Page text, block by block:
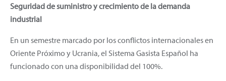
Seguridad de suministro y crecimiento de la demanda
industrial
En un semestre marcado por los conflictos internacionales en
Oriente Próximo y Ucrania, el Sistema Gasista Español ha
funcionado con una disponibilidad del 100%.